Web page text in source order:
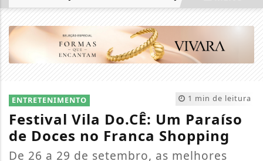
1 min de leitura
ENTRETENIMENTO
Festival Vila Do.CÊ: Um Paraíso
de Doces no Franca Shopping
De 26 a 29 de setembro, as melhores